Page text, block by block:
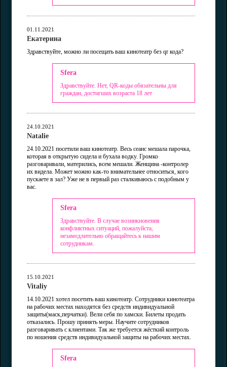
01.11.2021
Екатерина
Здравствуйте, можно ли посещать ваш кинотеатр без qr кода?
Sfera
Здравствуйте. Нет, QR-коды обязательны для
граждан, достигших возраста 18 лет
24.10.2021
Natalie
24.10.2021 посетили ваш кинотеатр. Весь сеанс мешала парочка,
которая в открытую сидела и бухала водку. Громко
разговаривали, матерились, всем мешали. Женщина -контролер
их видела. Может можно как-то внимательнее относиться, кого
пускаете в зал? Уже не в первый раз сталкиваюсь с подобным у
вас.
Sfera
Здравствуйте. В случае возникновения
конфликтных ситуаций, пожалуйста,
незамедлительно обращайтесь к нашим
сотрудникам.
15.10.2021
Vitaliy
14.10.2021 хотел посетить ваш кинотеатр. Сотрудники кинотеатра
на рабочих местах находятся без средств индивидуальной
защиты(маск,перчатки). Вели себя по хамски. Билеты продать
отказались. Прошу принять меры. Научите сотрудников
разговаривать с клиентами. Так же требуется жёсткий контроль
по ношения средств индивидуальной защиты на рабочих местах.
Sfera